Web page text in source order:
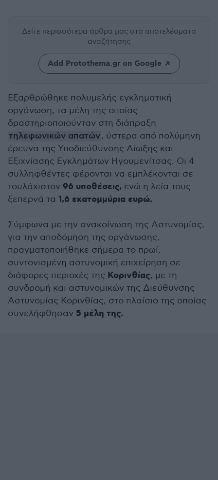
Δείτε περισσότερα άρθρα μας στα αποτελέσματα
αναζήτησης
Add Protothema.gr on Google
Εξαρθρώθηκε πολυμελής εγκληματική
οργάνωση, τα μέλη της οποίας
δραστηριοποιούνταν στη διάπραξη
τηλεφωνικών απατών, ύστερα από πολύμηνη
έρευνα της Υποδιεύθυνσης Δίωξης και
Εξιχνίασης Εγκλημάτων Ηγουμενίτσας. Οι 4
συλληφθέντες φέρονται να εμπλέκονται σε
τουλάχιστον 96 υποθέσεις, ενώ η λεία τους
ξεπερνά τα 1,6 εκατομμύρια ευρώ.
Σύμφωνα με την ανακοίνωση της Αστυνομίας,
για την αποδόμηση της οργάνωσης,
πραγματοποιήθηκε σήμερα το πρωί,
συντονισμένη αστυνομική επιχείρηση σε
διάφορες περιοχές της Κορινθίας, με τη
συνδρομή και αστυνομικών της Διεύθυνσης
Αστυνομίας Κορινθίας, στο πλαίσιο της οποίας
συνελήφθησαν 5 μέλη της.